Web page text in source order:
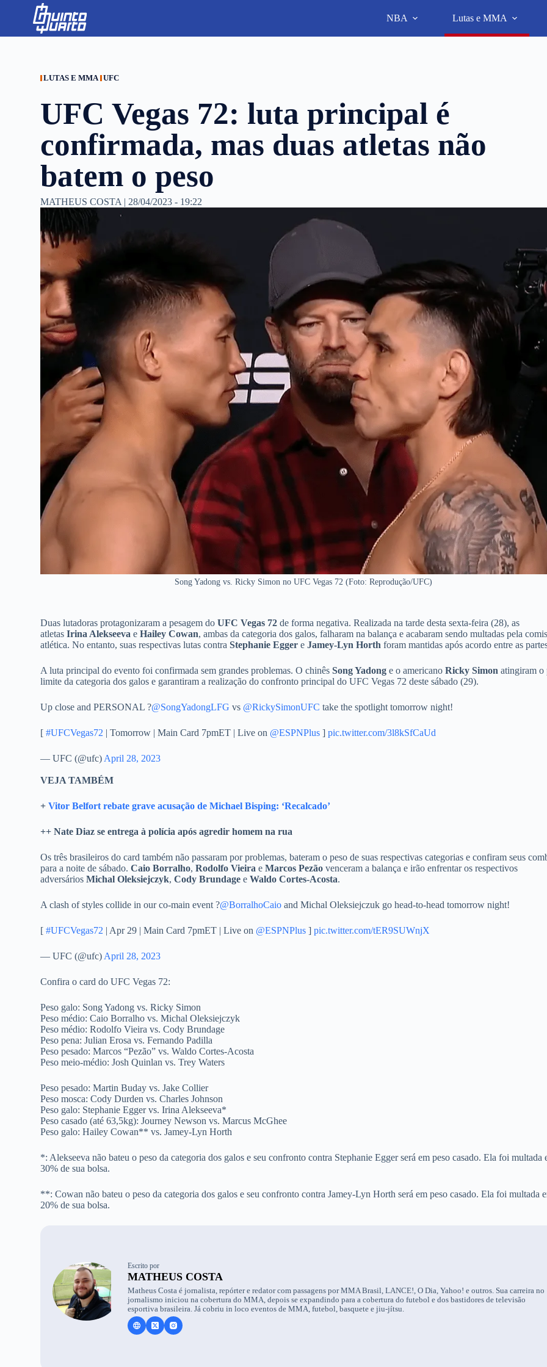
p
NBA Lutas e MMA
LUTAS E MMA UFC
UFC Vegas 72: luta principal é
confirmada, mas duas atletas não
batem o peso
MATHEUS COSTA | 28/04/2023 - 19:22
Song Yadong vs. Ricky Simon no UFC Vegas 72 (Foto: Reprodução/UFC)
Duas lutadoras protagonizaram a pesagem doUFC Vegas 72 de forma negativa. Realizada na tarde desta sexta-feira (28), as
atletasIrina Alekseeva eHailey Cowan, ambas da categoria dos galos, falharam na balança e acabaram sendo multadas pela
atlética. No entanto, suas respectivas lutas contraStephanie Egger eJamey-Lyn Horth foram mantidas após acordo entre as
A luta principal do evento foi confirmada sem grandes problemas. O chinêsSong Yadong e o americanoRicky Simon atingiram o
limite da categoria dos galos e garantiram a realização do confronto principal do UFC Vegas 72 deste sábado (29).
Up close and PERSONAL ?@SongYadongLFG vs @RickySimonUFC take the spotlight tomorrow night!
[#UFCVegas72 | Tomorrow | Main Card 7pmET | Live on @ESPNPlus ]pic.twitter.com/3l8kSfCaUd
— UFC (@ufc) April 28, 2023
VEJA TAMBÉM
+Vitor Belfort rebate grave acusação de Michael Bisping: ‘Recalcado’
++ Nate Diaz se entrega à polícia após agredir homem na rua
Os três brasileiros do card também não passaram por problemas, bateram o peso de suas respectivas categorias e confiram seus
para a noite de sábado.Caio Borralho,Rodolfo VieiraeMarcos Pezão venceram a balança e irão enfrentar os respectivos
adversáriosMichal Oleksiejczyk,Cody Brundage eWaldo Cortes-Acosta.
A clash of styles collide in our co-main event ?@BorralhoCaio and Michal Oleksiejczuk go head-to-head tomorrow night!
[#UFCVegas72 | Apr 29 | Main Card 7pmET | Live on @ESPNPlus ]pic.twitter.com/tER9SUWnjX
— UFC (@ufc) April 28, 2023
Confira o card do UFC Vegas 72:
Peso galo: Song Yadong vs. Ricky Simon
Peso médio: Caio Borralho vs. Michal Oleksiejczyk
Peso médio: Rodolfo Vieira vs. Cody Brundage
Peso pena: Julian Erosa vs. Fernando Padilla
Peso pesado: Marcos “Pezão” vs. Waldo Cortes-Acosta
Peso meio-médio: Josh Quinlan vs. Trey Waters
Peso pesado: Martin Buday vs. Jake Collier
Peso mosca: Cody Durden vs. Charles Johnson
Peso galo: Stephanie Egger vs. Irina Alekseeva*
Peso casado (até 63,5kg): Journey Newson vs. Marcus McGhee
Peso galo: Hailey Cowan** vs. Jamey-Lyn Horth
*: Alekseeva não bateu o peso da categoria dos galos e seu confronto contra Stephanie Egger será em peso casado. Ela foi multada
30% de sua bolsa.
**: Cowan não bateu o peso da categoria dos galos e seu confronto contra Jamey-Lyn Horth será em peso casado. Ela foi multada
20% de sua bolsa.
Escrito por
MATHEUS COSTA
Matheus Costa é jornalista, repórter e redator com passagens por MMA Brasil, LANCE!, O Dia, Yahoo! e outros. Sua carreira no
jornalismo iniciou na cobertura do MMA, depois se expandindo para a cobertura do futebol e dos bastidores de televisão
esportiva brasileira. Já cobriu in loco eventos de MMA, futebol, basquete e jiu-jítsu.